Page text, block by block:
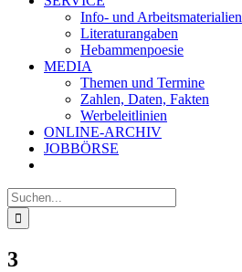
Info- und Arbeitsmaterialien
Literaturangaben
Hebammenpoesie
MEDIA
Themen und Termine
Zahlen, Daten, Fakten
Werbeleitlinien
ONLINE-ARCHIV
JOBBÖRSE
Suche
nach:
3